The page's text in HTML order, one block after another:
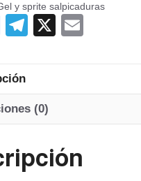
y sprite salpicaduras
F
c
e
b
o
T
gr
a
X
(0)